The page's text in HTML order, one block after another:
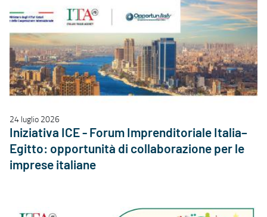
24 luglio 2026
Iniziativa ICE - Forum Imprenditoriale Italia–
Egitto: opportunità di collaborazione per le
imprese italiane